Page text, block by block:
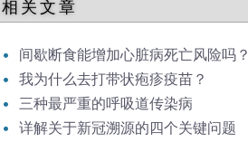
相关文章
间歇断食能增加心脏病死亡风险吗？
我为什么去打带状疱疹疫苗？
三种最严重的呼吸道传染病
详解关于新冠溯源的四个关键问题